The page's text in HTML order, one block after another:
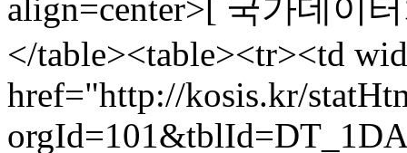
align=center>[ 국가데이
</table><table><tr><td
href="http://kosis.kr/